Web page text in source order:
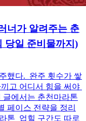
너가 알려주는 춘
당일 준비물까지)
했다. 완주 횟수가 쌓
고 어디서 힘을 써야
에서는 춘천마라톤
페이스 전략을 정리
톤 업힐 구간도 따로